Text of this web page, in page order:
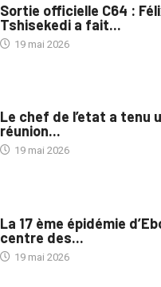
Sortie officielle C64 :
Tshisekedi a fait...
19 mai 2026
Le chef de l’etat a tenu
réunion...
19 mai 2026
La 17 ème épidémie
centre des...
19 mai 2026